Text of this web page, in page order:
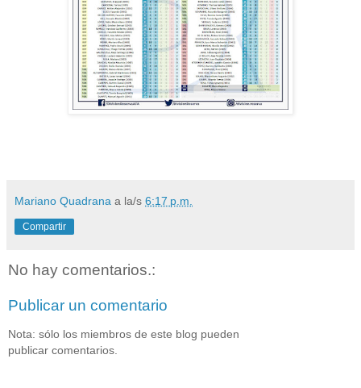
Mariano Quadrana a la/s 6:17 p.m.
Compartir
No hay comentarios.:
Publicar un comentario
Nota: sólo los miembros de este blog pueden
publicar comentarios.